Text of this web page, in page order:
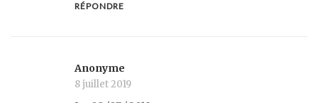
RÉPONDRE
Anonyme
8 juillet 2019